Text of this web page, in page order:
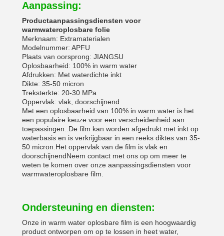
Aanpassing:
Productaanpassingsdiensten voor
warmwateroplosbare folie
Merknaam: Extramaterialen
Modelnummer: APFU
Plaats van oorsprong: JIANGSU
Oplosbaarheid: 100% in warm water
Afdrukken: Met waterdichte inkt
Dikte: 35-50 micron
Treksterkte: 20-30 MPa
Oppervlak: vlak, doorschijnend
Met een oplosbaarheid van 100% in warm water is het
een populaire keuze voor een verscheidenheid aan
toepassingen..De film kan worden afgedrukt met inkt op
waterbasis en is verkrijgbaar in een reeks diktes van 35-
50 micron.Het oppervlak van de film is vlak en
doorschijnendNeem contact met ons op om meer te
weten te komen over onze aanpassingsdiensten voor
warmwateroplosbare film.
Ondersteuning en diensten:
Onze in warm water oplosbare film is een hoogwaardig
product ontworpen om op te lossen in heet water,